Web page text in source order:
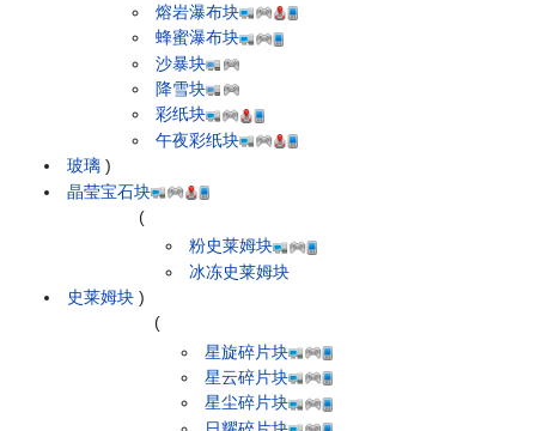
玻璃
熔岩瀑布块
蜂蜜瀑布块
沙暴块
降雪块
彩纸块
午夜彩纸块
)
晶莹宝石块
史莱姆块
(
粉史莱姆块
冰冻史莱姆块
)
(
星旋碎片块
星云碎片块
星尘碎片块